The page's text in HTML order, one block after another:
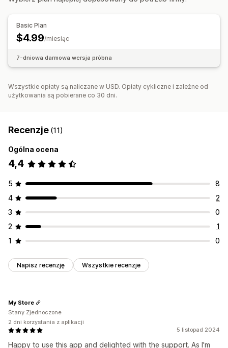
Basic Plan
$4.99/miesiąc
7-dniowa darmowa wersja próbna
Wszystkie opłaty są naliczane w USD. Opłaty cykliczne i zależne od
użytkowania są pobierane co 30 dni.
Recenzje (11)
Ogólna ocena
4,4
5
8
4
2
3
0
2
1
1
0
Napisz recenzję Wszystkie recenzje
5 listopad 2024
Happy to use this app and delighted with the support. As I'm
My Store
Stany Zjednoczone
2 dni korzystania z aplikacji